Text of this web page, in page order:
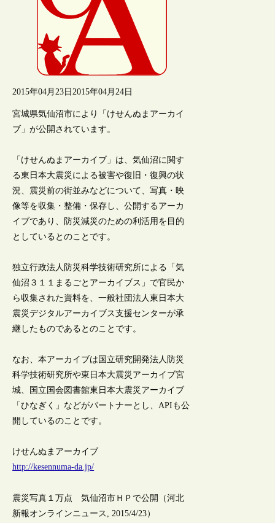
2015年04月23日 2015年04月24日
宮城県気仙沼市により「けせんぬまアーカイ
ブ」が公開されています。
「けせんぬまアーカイブ」は、気仙沼に関す
る東日本大震災による被害や復旧・復興の状
況、震災前の街並みなどについて、写真・映
像等を収集・整備・保存し、公開するアーカ
イブであり、防災減災のための利活用を目的
としているとのことです。
独立行政法人防災科学技術研究所による「気
仙沼３１１まるごとアーカイブス」で官民か
ら収集された資料を、一般社団法人東日本大
震災デジタルアーカイブス支援センターが承
継したものであるとのことです。
なお、本アーカイブは国立研究開発法人防災
科学技術研究所や東日本大震災アーカイブ宮
城、国立国会図書館東日本大震災アーカイブ
「ひなぎく」などがパートナーとし、APIも公
開しているのことです。
けせんぬまアーカイブ
http://kesennuma-da.jp/
震災写真１万点 気仙沼市ＨＰで公開（河北
新報オンラインニュース, 2015/4/23）